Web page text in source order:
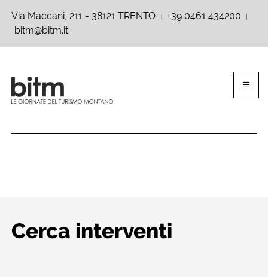
Via Maccani, 211 - 38121 TRENTO +39 0461 434200
bitm@bitm.it
Cerca interventi